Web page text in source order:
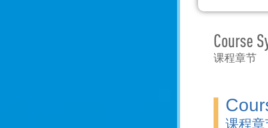
Course
课程章节
课程章